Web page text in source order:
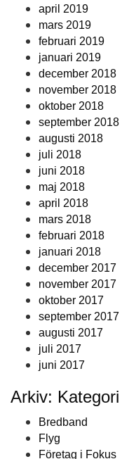
april 2019
mars 2019
februari 2019
januari 2019
december 2018
november 2018
oktober 2018
september 2018
augusti 2018
juli 2018
juni 2018
maj 2018
april 2018
mars 2018
februari 2018
januari 2018
december 2017
november 2017
oktober 2017
september 2017
augusti 2017
juli 2017
juni 2017
Arkiv: Kategori
Bredband
Flyg
Företag i Fokus